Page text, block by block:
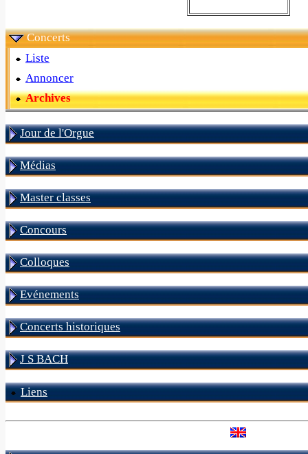
Concerts
Liste
Annoncer
Archives
Jour de l'Orgue
Médias
Master classes
Concours
Colloques
Evénements
Concerts historiques
J S BACH
Liens